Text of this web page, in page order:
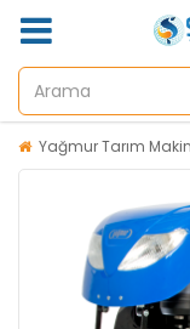
Yağmur Tarım